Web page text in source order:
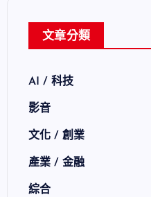
文章分類
AI / 科技
影音
文化 / 創業
產業 / 金融
綜合